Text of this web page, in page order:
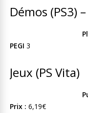
Démos (PS3)
PEGI 3
Jeux (PS Vita)
Prix : 6,19€